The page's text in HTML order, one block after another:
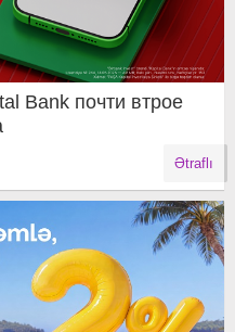
Bank почти втрое
Ətraflı